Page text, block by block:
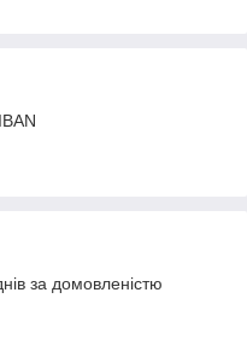
за домовленістю